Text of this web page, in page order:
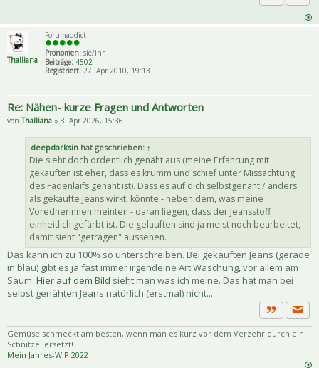
Zitat
Thalliana
Forumaddict
Pronomen: sie/ihr
Beiträge: 4502
Registriert: 27. Apr 2010, 19:13
Re: Nähen- kurze Fragen und Antworten
vonThalliana » 8. Apr 2026, 15:36
deepdarksin hat geschrieben: ↑
Die sieht doch ordentlich genäht aus (meine Erfahrung mit
gekauften ist eher, dass es krumm und schief unter Missachtung
des Fadenlaifs genäht ist). Dass es auf dich selbstgenäht / anders
als gekaufte Jeans wirkt, könnte - neben dem, was meine
Vorednerinnen meinten - daran liegen, dass der Jeansstoff
einheitlich gefärbt ist. Die gelauften sind ja meist noch bearbeitet,
damit sieht "getragen" aussehen.
Das kann ich zu 100% so unterschreiben. Bei gekauften Jeans (gerade
in blau) gibt es ja fast immer irgendeine Art Waschung, vor allem am
Saum. Hier auf dem Bild sieht man was ich meine. Das hat man bei
selbst genähten Jeans natürlich (erstmal) nicht...
Zitat
Gemüse schmeckt am besten, wenn man es kurz vor dem Verzehr durch ein
Schnitzel ersetzt!
Mein Jahres-WIP 2022